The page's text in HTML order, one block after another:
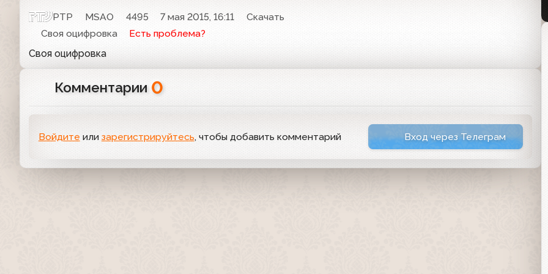
РТР MSAO 4495 7 мая 2015, 16:11
Скачать
Своя оцифровка
Есть проблема?
Своя оцифровка
Комментарии 0
Войдите или зарегистрируйтесь, чтобы добавить комментарий Вход через Телеграм